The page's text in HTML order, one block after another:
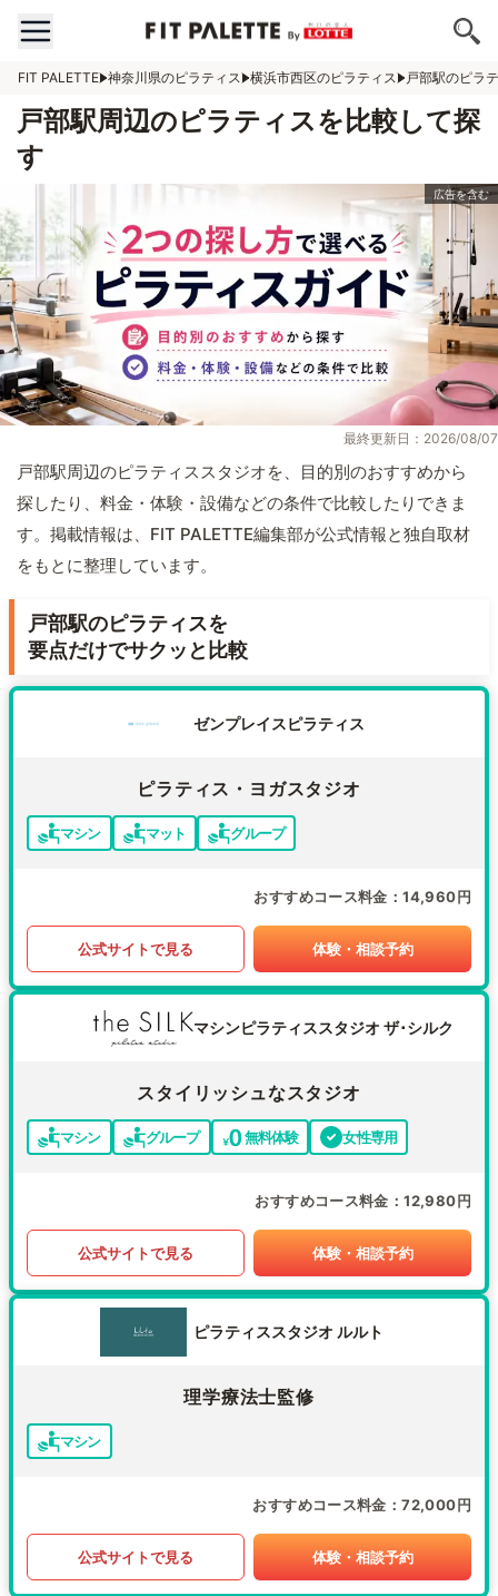
FIT PALETTE 神奈川県のピラティス 横浜市西区のピラティス 戸部駅のピラ
戸部駅周辺のピラティスを比較して探
す
最終更新日：2026/08/07
戸部駅周辺のピラティススタジオを、目的別のおすすめから
探したり、料金・体験・設備などの条件で比較したりできま
す。掲載情報は、FIT PALETTE編集部が公式情報と独自取材
をもとに整理しています。
戸部駅のピラティスを
要点だけでサクッと比較
ゼンプレイスピラティス
ピラティス・ヨガスタジオ
マシン マット グループ
おすすめコース料金 14,960円
公式サイトで見る 体験・相談予約
マシンピラティススタジオ ザ･シルク
スタイリッシュなスタジオ
マシン グループ 無料体験 女性専用
おすすめコース料金 12,980円
公式サイトで見る 体験・相談予約
ピラティススタジオ ルルト
理学療法士監修
マシン
おすすめコース料金 72,000円
公式サイトで見る 体験・相談予約